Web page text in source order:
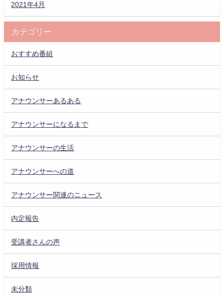
2021年4月
カテゴリー
おすすめ番組
お知らせ
アナウンサーあるある
アナウンサーになるまで
アナウンサーの生活
アナウンサーへの道
アナウンサー関連のニュース
内定報告
受講者さんの声
採用情報
未分類